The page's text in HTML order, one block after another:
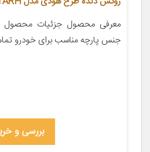
جنس پارچه مناسب برای خودرو
بررسی و